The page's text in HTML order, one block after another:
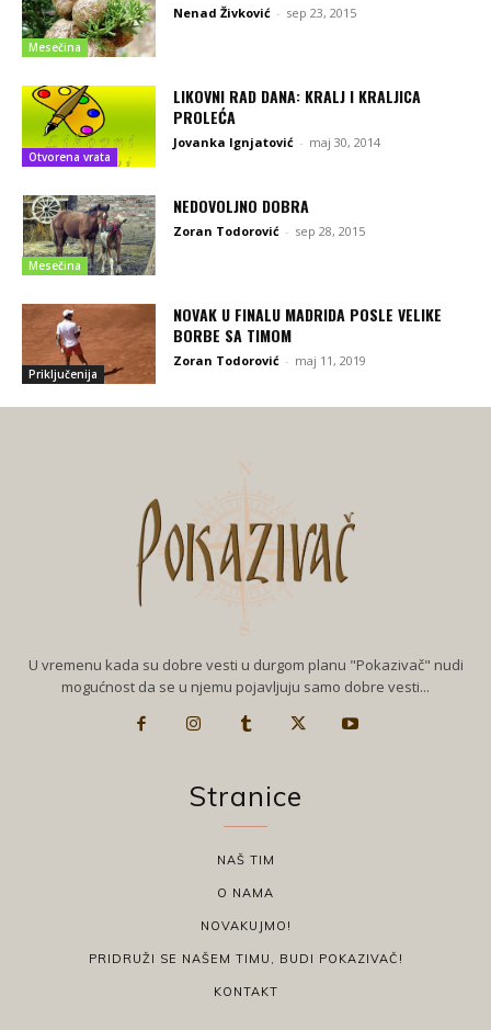
Mesečina
Nenad Živković - sep 23, 2015
Otvorena vrata
LIKOVNI RAD DANA: KRALJ I KRALJICA
PROLEĆA
Jovanka Ignjatović - maj 30, 2014
Mesečina
NEDOVOLJNO DOBRA
Zoran Todorović - sep 28, 2015
Priključenija
NOVAK U FINALU MADRIDA POSLE VELIKE
BORBE SA TIMOM
Zoran Todorović - maj 11, 2019
U vremenu kada su dobre vesti u durgom planu "Pokazivač" nudi
mogućnost da se u njemu pojavljuju samo dobre vesti...
Stranice
NAŠ TIM
O NAMA
NOVAKUJMO!
PRIDRUŽI SE NAŠEM TIMU, BUDI POKAZIVAČ!
KONTAKT